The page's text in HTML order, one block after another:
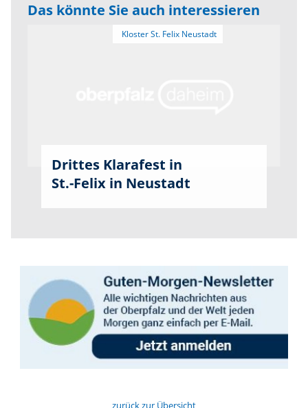
Das könnte Sie auch interessieren
Kloster St. Felix Neustadt
Drittes Klarafest in
St.-Felix in Neustadt
zurück zur Übersicht